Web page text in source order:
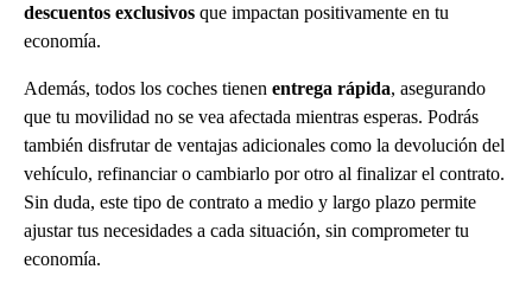
descuentos exclusivos que impactan positivamente en tu
economía.
Además, todos los coches tienen entrega rápida, asegurando
que tu movilidad no se vea afectada mientras esperas. Podrás
también disfrutar de ventajas adicionales como la devolución del
vehículo, refinanciar o cambiarlo por otro al finalizar el contrato.
Sin duda, este tipo de contrato a medio y largo plazo permite
ajustar tus necesidades a cada situación, sin comprometer tu
economía.